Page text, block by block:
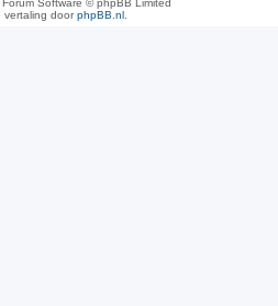
Software © phpBB Limited
vertaling doorphpBB.nl